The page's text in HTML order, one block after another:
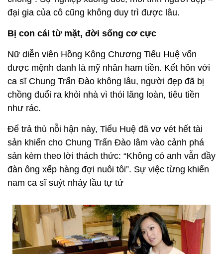
đại gia của cô cũng không duy trì được lâu.
Bị con cái từ mặt, đời sống cơ cực
Nữ diễn viên Hồng Kông Chương Tiểu Huệ vốn
được mệnh danh là mỹ nhân ham tiền. Kết hôn với
ca sĩ Chung Trấn Đào không lâu, người đẹp đã bị
chồng đuổi ra khỏi nhà vì thói lăng loàn, tiêu tiền
như rác.
Để trả thù nỗi hận này, Tiểu Huệ đã vơ vét hết tài
sản khiến cho Chung Trấn Đào lâm vào cảnh phá
sản kèm theo lời thách thức: “Không có anh vẫn đầy
đàn ông xếp hàng đợi nuôi tôi”. Sự việc từng khiến
nam ca sĩ suýt nhảy lầu tự tử